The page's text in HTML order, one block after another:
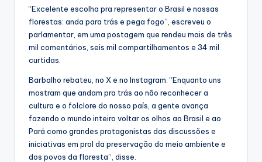
“Excelente escolha pra representar o Brasil e nossas
florestas: anda para trás e pega fogo”, escreveu o
parlamentar, em uma postagem que rendeu mais de três
mil comentários, seis mil compartilhamentos e 34 mil
curtidas.
Barbalho rebateu, no X e no Instagram. “Enquanto uns
mostram que andam pra trás ao não reconhecer a
cultura e o folclore do nosso país, a gente avança
fazendo o mundo inteiro voltar os olhos ao Brasil e ao
Pará como grandes protagonistas das discussões e
iniciativas em prol da preservação do meio ambiente e
dos povos da floresta”, disse.